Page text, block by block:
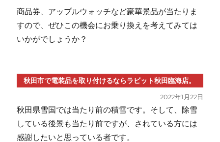
商品券、アップルウォッチなど豪華景品が当たりま
すので、ぜひこの機会にお乗り換えを考えてみては
いかがでしょうか？
秋田市で電装品を取り付けるならラビット秋田臨海店。
投
稿
日:
2022年1月22日
秋田県雪国では当たり前の積雪です。そして、除雪
している後景も当たり前ですが、されている方には
感謝したいと思っている者です。